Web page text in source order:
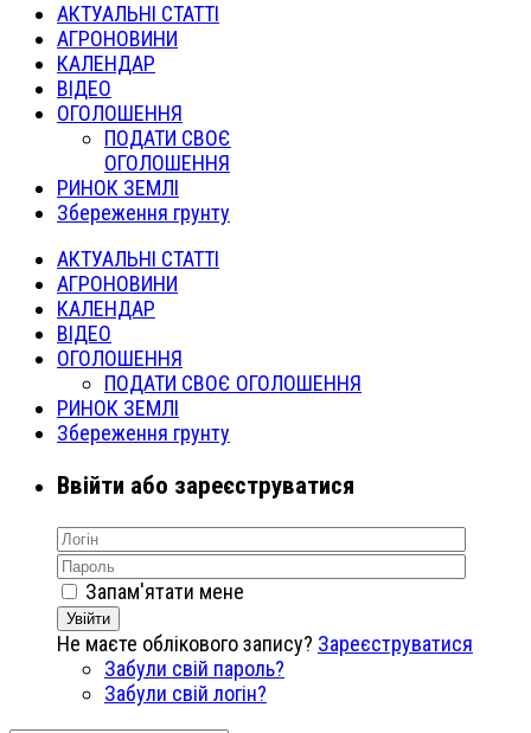
АКТУАЛЬНІ СТАТТІ
АГРОНОВИНИ
КАЛЕНДАР
ВІДЕО
ОГОЛОШЕННЯ
ПОДАТИ СВОЄ
ОГОЛОШЕННЯ
РИНОК ЗЕМЛІ
Збереження грунту
АКТУАЛЬНІ СТАТТІ
АГРОНОВИНИ
КАЛЕНДАР
ВІДЕО
ОГОЛОШЕННЯ
ПОДАТИ СВОЄ ОГОЛОШЕННЯ
РИНОК ЗЕМЛІ
Збереження грунту
Ввійти або зареєструватися
Запам'ятати мене
Увійти
Не маєте облікового запису? Зареєструватися
Забули свій пароль?
Забули свій логін?